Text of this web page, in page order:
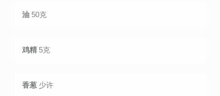
油 50克
鸡精 5克
香葱 少许